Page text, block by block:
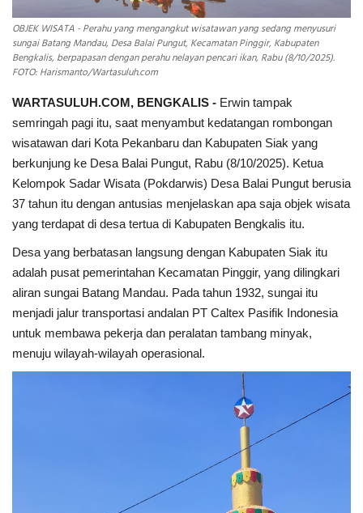
OBJEK WISATA - Perahu yang mengangkut wisatawan yang sedang menyusuri
sungai Batang Mandau, Desa Balai Pungut, Kecamatan Pinggir, Kabupaten
Bengkalis, berpapasan dengan perahu nelayan pencari ikan, Rabu (8/10/2025).
FOTO: Harismanto/Wartasuluh.com
WARTASULUH.COM, BENGKALIS - Erwin tampak
semringah pagi itu, saat menyambut kedatangan rombongan
wisatawan dari Kota Pekanbaru dan Kabupaten Siak yang
berkunjung ke Desa Balai Pungut, Rabu (8/10/2025). Ketua
Kelompok Sadar Wisata (Pokdarwis) Desa Balai Pungut berusia
37 tahun itu dengan antusias menjelaskan apa saja objek wisata
yang terdapat di desa tertua di Kabupaten Bengkalis itu.
Desa yang berbatasan langsung dengan Kabupaten Siak itu
adalah pusat pemerintahan Kecamatan Pinggir, yang dilingkari
aliran sungai Batang Mandau. Pada tahun 1932, sungai itu
menjadi jalur transportasi andalan PT Caltex Pasifik Indonesia
untuk membawa pekerja dan peralatan tambang minyak,
menuju wilayah-wilayah operasional.